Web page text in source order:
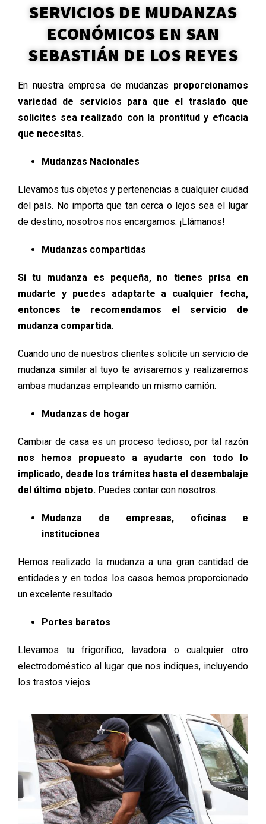
SERVICIOS DE MUDANZAS
ECONÓMICOS EN SAN
SEBASTIÁN DE LOS REYES
En nuestra empresa de mudanzas proporcionamos
variedad de servicios para que el traslado que
solicites sea realizado con la prontitud y eficacia
que necesitas.
Mudanzas Nacionales
Llevamos tus objetos y pertenencias a cualquier ciudad
del país. No importa que tan cerca o lejos sea el lugar
de destino, nosotros nos encargamos. ¡Llámanos!
Mudanzas compartidas
Si tu mudanza es pequeña, no tienes prisa en
mudarte y puedes adaptarte a cualquier fecha,
entonces te recomendamos el servicio de
mudanza compartida.
Cuando uno de nuestros clientes solicite un servicio de
mudanza similar al tuyo te avisaremos y realizaremos
ambas mudanzas empleando un mismo camión.
Mudanzas de hogar
Cambiar de casa es un proceso tedioso, por tal razón
nos hemos propuesto a ayudarte con todo lo
implicado, desde los trámites hasta el desembalaje
del último objeto. Puedes contar con nosotros.
Mudanza de empresas, oficinas e
instituciones
Hemos realizado la mudanza a una gran cantidad de
entidades y en todos los casos hemos proporcionado
un excelente resultado.
Portes baratos
Llevamos tu frigorífico, lavadora o cualquier otro
electrodoméstico al lugar que nos indiques, incluyendo
los trastos viejos.